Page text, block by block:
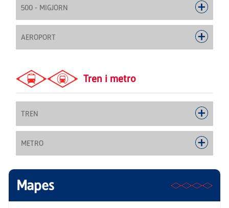
500 - MIGJORN
AEROPORT
Tren i metro
TREN
METRO
Mapes